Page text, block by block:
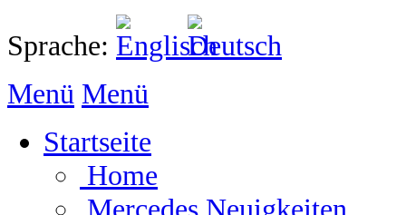
Sprache:
Menü Menü
Startseite
Home